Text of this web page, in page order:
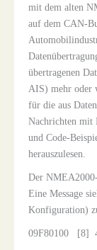
mit dem alten
auf dem CAN-
übertragenen
AIS) mehr oder
für die aus
Nachrichten mit
und Code-
herauszulesen.
Der NMEA2000-
Eine Message
Konfiguration)
09F80100 [8]